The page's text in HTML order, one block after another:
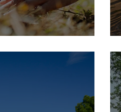
se cultiva